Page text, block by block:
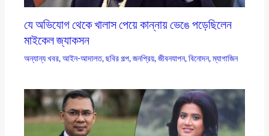
যে অভিযোগ থেকে খালাস পেয়ে কান্নায় ভেঙে পড়েছিলেন
মাইকেল জ্যাকসন
অন্যান্য খবর,আইন-আদালত,ছবির গল্প,জনপ্রিয়,জীবনযাপন,বিনোদন,ম্যাগাজিন